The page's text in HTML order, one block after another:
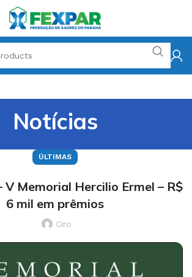
Notícias
ÚLTIMAS
V Memorial Hercilio Ermel – R$
6 mil em prêmios
Ciro